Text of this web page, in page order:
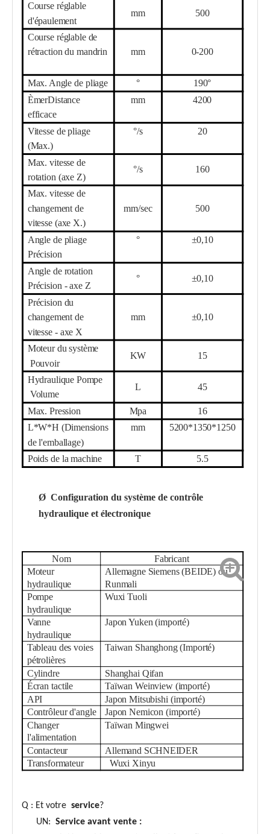
Course réglable
d'épaulement
mm 500
Course réglable de
rétraction du mandrin mm 0-200
Max. Angle de pliage ° 190°
ÈmerDistance
efficace
mm 4200
Vitesse de pliage
(Max.)
°/s 20
Max. vitesse de
rotation (axe Z)
°/s 160
Max. vitesse de
changement de
vitesse (axe X.)
mm/sec 500
Angle de pliage
Précision
° ±0,10
Angle de rotation
Précision - axe Z
° ±0,10
Précision du
changement de
vitesse - axe X
mm ±0,10
Moteur du système
Pouvoir
KW 15
HydrauliquePompe
Volume
L 45
Max. Pression Mpa
16
L*W*H (Dimensions
de l'emballage)
mm 5200*1350*1 250
Poids de la machine T 5.5
Ø Configuration du système de contrôle
hydraulique et électronique
Nom
Fabricant
Moteur
hydraulique
Allemagne Siemens (BEIDE) ou
Runmali
Pompe
hydraulique
Wuxi Tuoli
Vanne
hydraulique
Japon Yuken (importé)
Tableau des voies
pétrolières
Taiwan Shanghong (Importé)
Cylindre
Shanghai Qifan
Écran tactile
Taïwan Weinview (importé)
API
Japon Mitsubishi (importé)
Contrôleur d'angle
Japon Nemicon (importé)
Changer
l'alimentation
Taïwan Mingwei
Contacteur Allemand SCHNEIDER
Transformateur Wuxi Xinyu
Q : Et votre service?
UN: Service avant vente :